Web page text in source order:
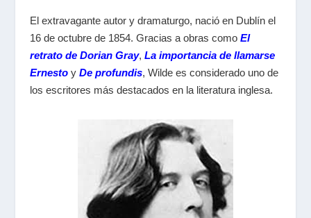
El extravagante autor y dramaturgo, nació en Dublín el
16 de octubre de 1854. Gracias a obras como El
retrato de Dorian Gray, La importancia de llamarse
Ernestoy De profundis, Wilde es considerado uno de
los escritores más destacados en la literatura inglesa.